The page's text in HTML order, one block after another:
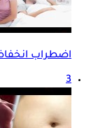
اضطراب
3